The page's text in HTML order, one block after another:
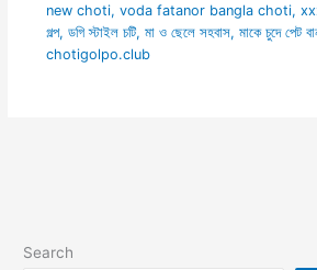
new choti, voda fatanor bangla choti,
গল্প, ডগি স্টাইল চটি, মা ও ছেলে সহবাস, মাকে চুদে পেট
chotigolpo.club
Search